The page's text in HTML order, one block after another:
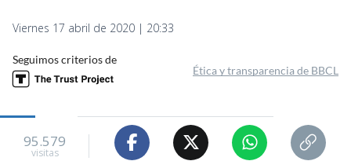
Viernes 17 abril de 2020 | 20:33
Seguimos criterios de
Ética y transparencia de BBCL
95.579
visitas